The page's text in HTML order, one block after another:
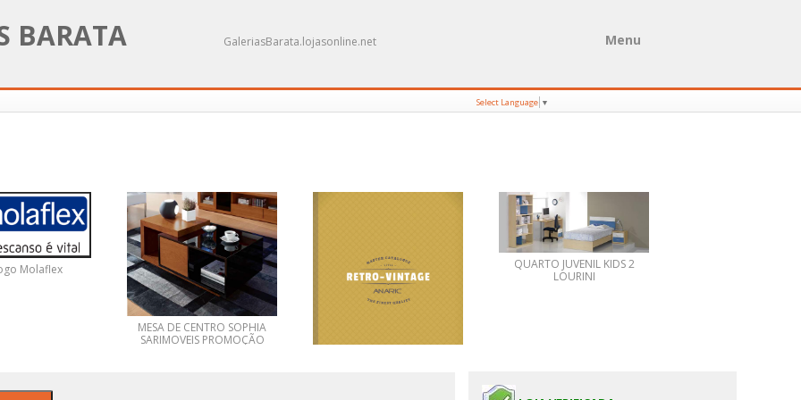
BARATA GaleriasBarata.lojasonline.net Menu
Select Language ▼
Molaflex
MESA DE CENTRO SOPHIA
SARIMOVEIS PROMOÇÃO
QUARTO JUVENIL KIDS 2
LOURINI